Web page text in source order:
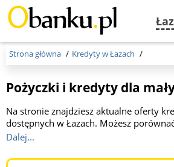
Menu
Strona główna Kredyty w Łazach
Pożyczki i kredyty dla
Na stronie znajdziesz aktualne oferty
dostępnych w Łazach. Możesz
okresy spłaty oferowane przez różne
000 zł, okres kredytowania od 2 do 36
miejsce dla przedsiębiorców
Dalej...